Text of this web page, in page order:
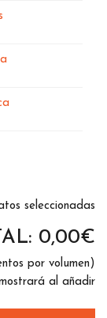
que el cliente
seleccionadas
0,00€
por volumen)
al añadir